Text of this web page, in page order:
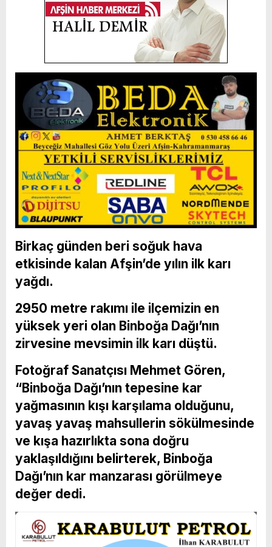
Birkaç günden beri soğuk hava
etkisinde kalan Afşin’de yılın ilk karı
yağdı.
2950 metre rakımı ile ilçemizin en
yüksek yeri olan Binboğa Dağı’nın
zirvesine mevsimin ilk karı düştü.
Fotoğraf Sanatçısı Mehmet Gören,
“Binboğa Dağı’nın tepesine kar
yağmasının kışı karşılama olduğunu,
yavaş yavaş mahsullerin sökülmesinde
ve kışa hazırlıkta sona doğru
yaklaşıldığını belirterek, Binboğa
Dağı’nın kar manzarası görülmeye
değer dedi.